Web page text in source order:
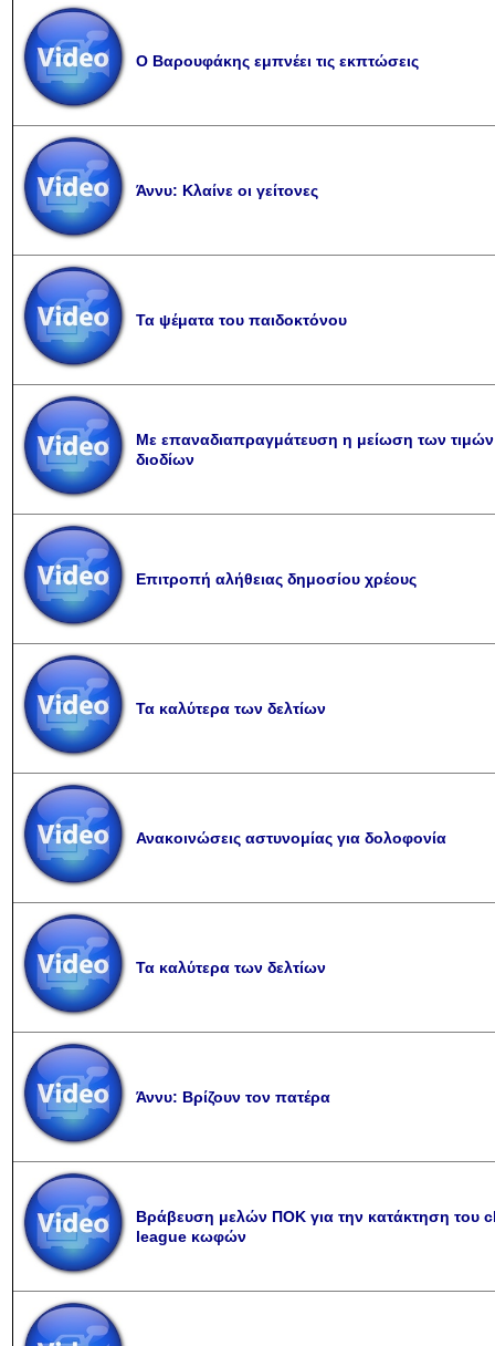
Ο Βαρουφάκης εμπνέει τις εκπτώσεις
Άννυ: Κλαίνε οι γείτονες
Τα ψέματα του παιδοκτόνου
Με επαναδιαπραγμάτευση η μείωση των
διοδίων
Eπιτροπή αλήθειας δημοσίου χρέους
Τα καλύτερα των δελτίων
Ανακοινώσεις αστυνομίας για δολοφονία
Τα καλύτερα των δελτίων
Άννυ: Βρίζουν τον πατέρα
Βράβευση μελών ΠΟΚ για την κατάκτηση του
league κωφών